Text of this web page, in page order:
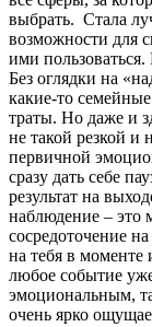
выбрать. Стала
возможности для
ими пользоваться.
Без оглядки на
какие-то
траты. Но даже и
не такой резкой
первичной
сразу дать себе
результат на
наблюдение – это
сосредоточение
на тебя в моменте
любое событие
эмоциональным,
очень ярко